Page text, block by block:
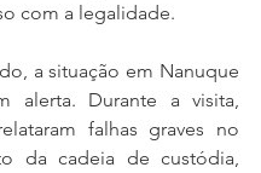
com a legalidade.
a situação em Nanuque
alerta. Durante a visita,
falhas graves no
da cadeia de custódia,